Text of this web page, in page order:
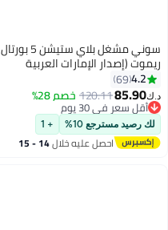
سوني مشغل بلاي ستيشن 5 بورتال
ريموت (إصدار الإمارات العربية
المتحدة)
4.2
69
د.ك‏85.90
120.11خصم 28%
أقل سعر في 30 يوم
أقل سعر في 30 يوم
لك رصيد مسترجع 10% + 1
احصل عليه خلال 14 - 15
اغسطس